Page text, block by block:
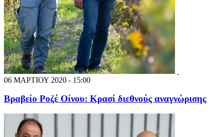
06 ΜΑΡΤΙΟΥ 2020 - 15:00
Βραβείο Ροζέ Οίνου: Κρασί διεθνούς αναγνώρισης